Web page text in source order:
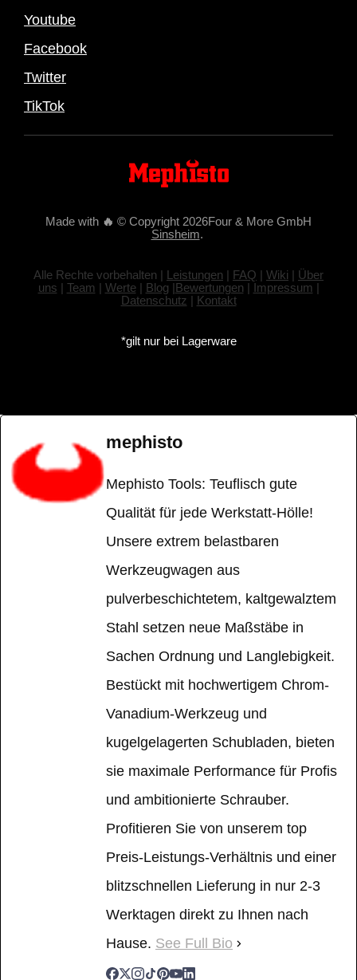
Youtube
Facebook
Twitter
TikTok
Made with 🔥 © Copyright 2026Four & More GmbH
Sinsheim.
Alle Rechte vorbehalten | Leistungen | FAQ | Wiki | Über
uns | Team | Werte| Blog |Bewertungen | Impressum |
Datenschutz | Kontakt
*gilt nur bei Lagerware
mephisto
Mephisto Tools: Teuflisch gute
Qualität für jede Werkstatt-Hölle!
Unsere extrem belastbaren
Werkzeugwagen aus
pulverbeschichtetem, kaltgewalztem
Stahl setzen neue Maßstäbe in
Sachen Ordnung und Langlebigkeit.
Bestückt mit hochwertigem Chrom-
Vanadium-Werkzeug und
kugelgelagerten Schubladen, bieten
sie maximale Performance für Profis
und ambitionierte Schrauber.
Profitieren Sie von unserem top
Preis-Leistungs-Verhältnis und einer
blitzschnellen Lieferung in nur 2-3
Werktagen direkt zu Ihnen nach
Hause. See Full Bio